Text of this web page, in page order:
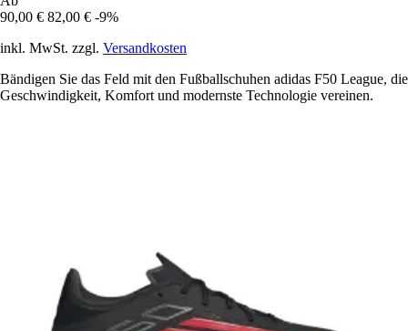
90,00 € 82,00 € -9%
inkl. MwSt. zzgl. Versandkosten
Bändigen Sie das Feld mit den Fußballschuhen adidas F50 League, die
Geschwindigkeit, Komfort und modernste Technologie vereinen.